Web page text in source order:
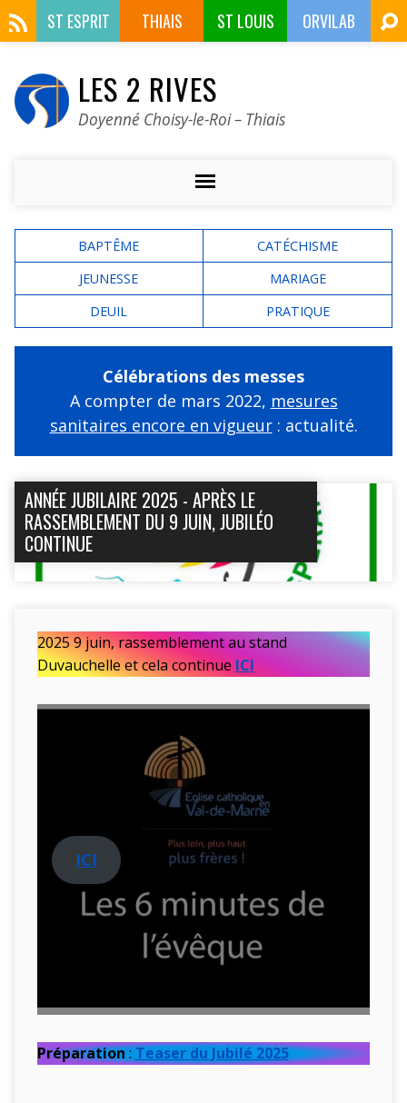
ST ESPRIT THIAIS ST LOUIS ORVILAB
LES 2 RIVES
Doyenné Choisy-le-Roi – Thiais
BAPTÊME
CATÉCHISME
JEUNESSE
MARIAGE
DEUIL
PRATIQUE
Célébrations des messes
A compter de mars 2022, mesures
sanitaires encore en vigueur: actualité.
ANNÉE JUBILAIRE 2025 - APRÈS LE
RASSEMBLEMENT DU 9 JUIN, JUBILÉO
CONTINUE
2025 9 juin, rassemblement au stand
Duvauchelle et cela continueICI
ICI
Préparation:Teaser du Jubilé 2025